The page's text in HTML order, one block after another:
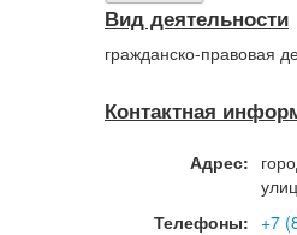
Вид деятельности
гражданско-правовая
Контактная
Адрес:
Телефоны: +7